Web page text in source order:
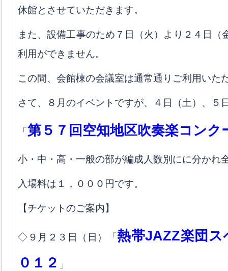
休館とさせていただきます。
また、設備工事のため７日（火）より２４日（
利用ができません。
この間、会館棟の会議室は通常通りご利用いた
さて、８月のイベントですが、４日（土）、５
「第５７回空知地区吹奏楽コンク
小・中・高・一般の部が編成人数別にに分かれ
入場料は１，０００円です。
【チケットのご案内】
◇９月２３日（日）「熱帯JAZZ楽団
０１２ 」